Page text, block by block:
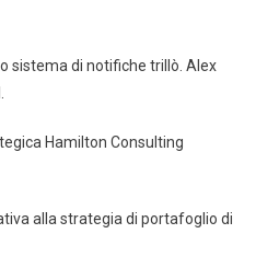
sistema di notifiche trillò. Alex
Hamilton Consulting
alla strategia di portafoglio di